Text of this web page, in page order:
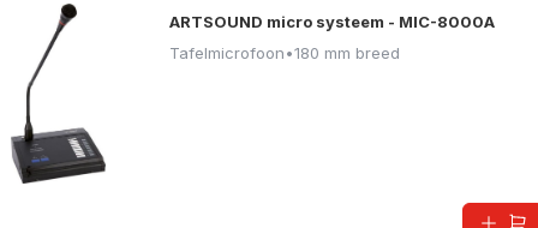
ARTSOUND micro systeem - MIC-8000A
Tafelmicrofoon•180 mm breed